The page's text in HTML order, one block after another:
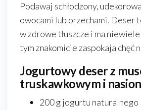
Podawaj schłodzony,
owocami lub orzechami. Deser
w zdrowe tłuszcze i ma
tym znakomicie zaspokaja chęć
Jogurtowy deser z
truskawkowym i
200 g jogurtu naturalnego